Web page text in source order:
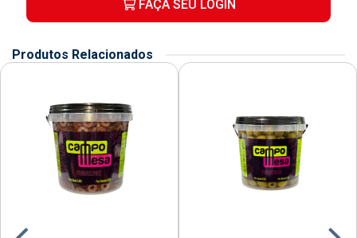
FAÇA SEU LOGIN
Produtos Relacionados